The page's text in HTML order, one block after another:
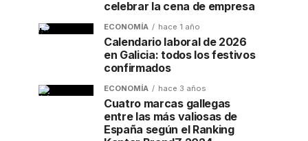
celebrar la cena de empresa
ECONOMÍA hace 1 año
Calendario laboral de 2026
en Galicia: todos los festivos
confirmados
ECONOMÍA hace 3 años
Cuatro marcas gallegas
entre las más valiosas de
España según el Ranking